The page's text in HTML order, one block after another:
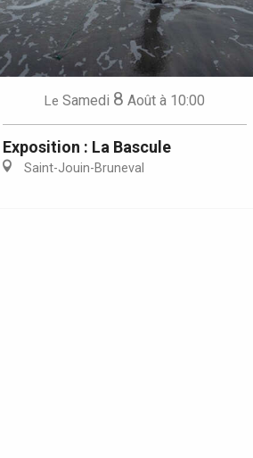
Le Samedi 8 Août à 10:00
Exposition : La Bascule
Saint-Jouin-Bruneval